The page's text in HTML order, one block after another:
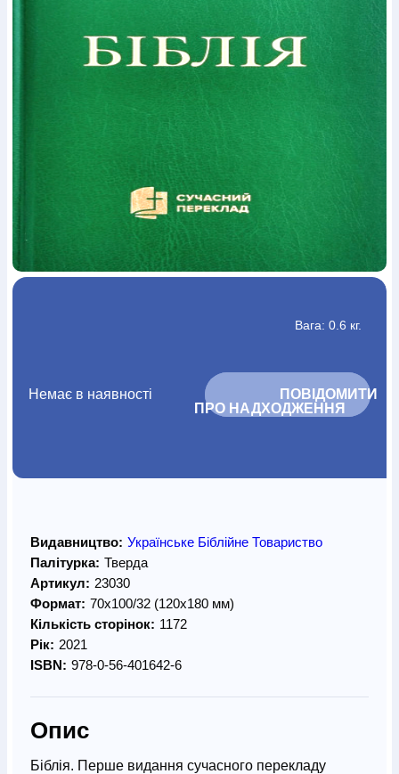
Юдаїзм
Аудіо Ручки кулькові
Галантерея
Закладки для книгФутболкиБрелокиСумки
Біжутерія
Щоденники / щотижневики
Вироби з дерева
Вироби з кераміки і глини
Вироби з срібла
Картини
Шкіряні вироби Магніти
Металеві
Наклейки Настільні ігри
Пакети
Пластмасові вироби
Подарункові карткиРозвиваючі ігри Репринти
Свічки
ФотокартиниЧохли на Библії
Головні убори
Календарі
Канцелярскі товари
Комп`ютерні ігри
Листівки
Сувенирна продукція Годинники
Пазли
Книга в комплекті
Вага: 0.6 кг.
Немає в наявності
			ПОВІДОМИТИ
ПРО НАДХОДЖЕННЯ
Видавництво: Українське Біблійне Товариство
Палітурка: Тверда
Артикул: 23030
Формат: 70х100/32 (120х180 мм)
Кількість сторінок: 1172
Рік: 2021
ISBN: 978-0-56-401642-6
Опис
Біблія. Перше видання сучасного перекладу